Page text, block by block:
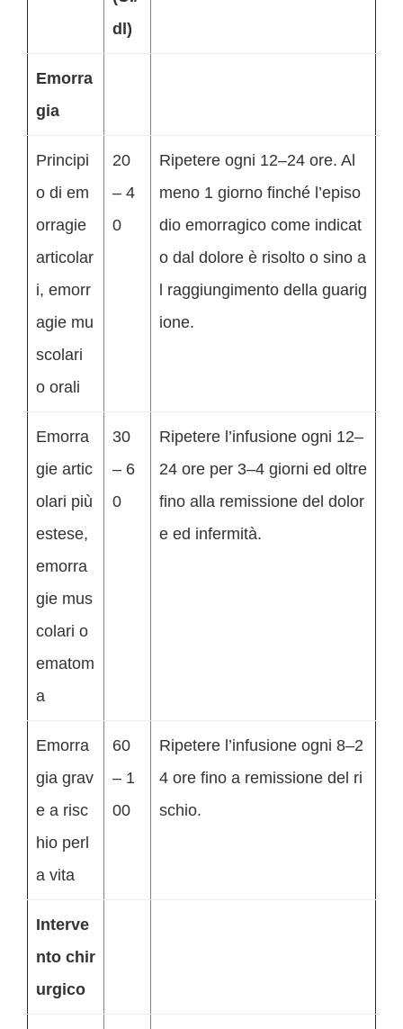
dl)
Emorra
gia
Principi
o di em
orragie
articolar
i, emorr
agie mu
scolari
o orali
20
– 4
0
Ripetere ogni 12–24 ore. Al
meno 1 giorno finché l’episo
dio emorragico come indicat
o dal dolore è risolto o sino a
l raggiungimento della guarig
ione.
Emorra
gie artic
olari più
estese,
emorra
gie mus
colari o
ematom
a
30
– 6
0
Ripetere l’infusione ogni 12–
24 ore per 3–4 giorni ed oltre
fino alla remissione del dolor
e ed infermità.
Emorra
gia grav
e a risc
hio perl
a vita
60
– 1
00
Ripetere l’infusione ogni 8–2
4 ore fino a remissione del ri
schio.
Interve
nto chir
urgico